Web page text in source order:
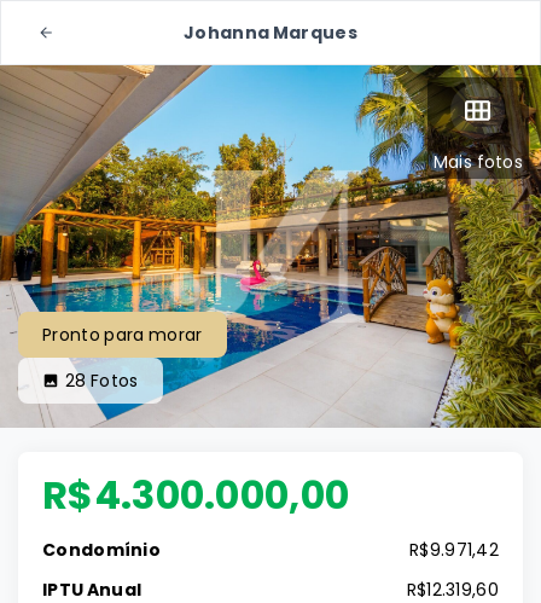
Johanna Marques
Mais fotos
Pronto para morar
28Fotos
R$4.300.000,00
Condomínio
R$9.971,42
IPTU Anual
R$12.319,60